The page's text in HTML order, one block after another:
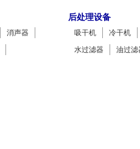
消声器
后处理设备
吸干机
冷干机
水过滤器
油过滤